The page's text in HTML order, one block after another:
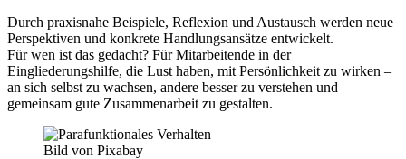
Durch praxisnahe Beispiele, Reflexion und Austausch werden neue
Perspektiven und konkrete Handlungsansätze entwickelt.
Für wen ist das gedacht? Für Mitarbeitende in der
Eingliederungshilfe, die Lust haben, mit Persönlichkeit zu wirken –
an sich selbst zu wachsen, andere besser zu verstehen und
gemeinsam gute Zusammenarbeit zu gestalten.
Bild von Pixabay